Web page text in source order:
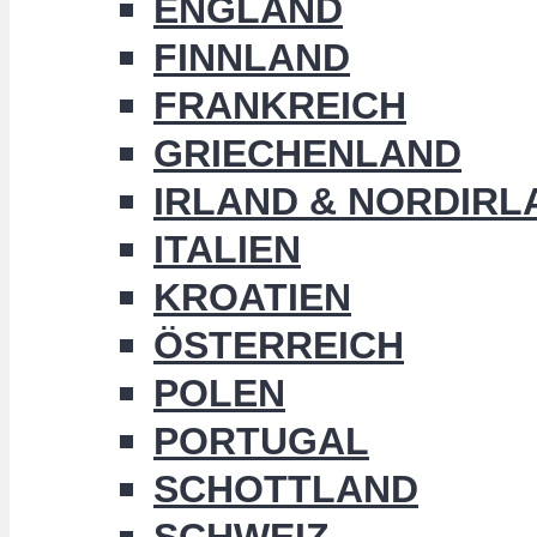
ENGLAND
FINNLAND
FRANKREICH
GRIECHENLAND
IRLAND &
ITALIEN
KROATIEN
ÖSTERREICH
POLEN
PORTUGAL
SCHOTTLAND